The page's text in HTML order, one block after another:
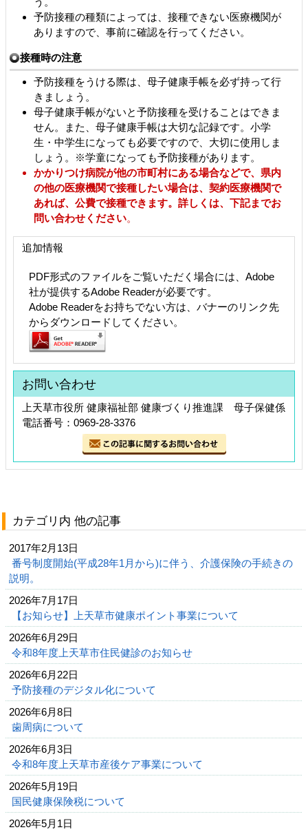
予防接種の種類によっては、接種できない医療機関が
ありますので、事前に確認を行ってください。
接種時の注意
予防接種をうける際は、母子健康手帳を必ず持って行
きましょう。
母子健康手帳がないと予防接種を受けることはできま
せん。また、母子健康手帳は大切な記録です。小学
生・中学生になっても必要ですので、大切に使用しま
しょう。※学童になっても予防接種があります。
かかりつけ病院が他の市町村にある場合などで、県内
の他の医療機関で接種したい場合は、契約医療機関で
あれば、公費で接種できます。詳しくは、下記までお
問い合わせください。
追加情報
PDF形式のファイルをご覧いただく場合には、Adobe
社が提供するAdobe Readerが必要です。
Adobe Readerをお持ちでない方は、バナーのリンク先
からダウンロードしてください。
お問い合わせ
上天草市役所 健康福祉部 健康づくり推進課 母子保健係
電話番号：0969-28-3376
カテゴリ内 他の記事
2017年2月13日
番号制度開始(平成28年1月から)に伴う、介護保険の手続きの
説明。
2026年7月17日
【お知らせ】上天草市健康ポイント事業について
2026年6月29日
令和8年度上天草市住民健診のお知らせ
2026年6月22日
予防接種のデジタル化について
2026年6月8日
歯周病について
2026年6月3日
令和8年度上天草市産後ケア事業について
2026年5月19日
国民健康保険税について
2026年5月1日